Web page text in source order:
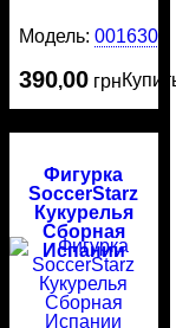
Модель: 0016303
390,00 грн
Фигурка
SoccerStarz
Кукурелья
Сборная
Испании